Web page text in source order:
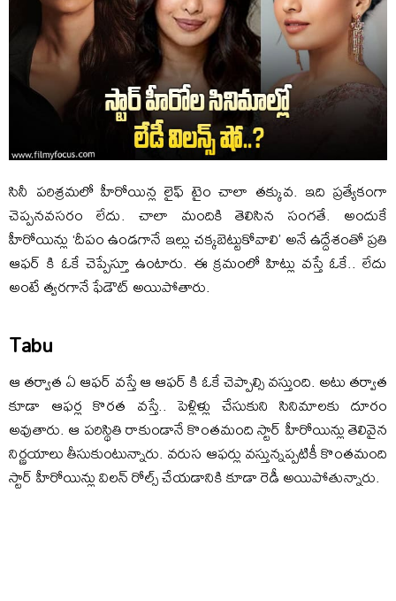
సినీ పరిశ్రమలో హీరోయిన్ల లైఫ్ టైం చాలా తక్కువ. ఇది ప్రత్యేకంగా
చెప్పనవసరం లేదు. చాలా మందికి తెలిసిన సంగతే. అందుకే
హీరోయిన్లు ‘దీపం ఉండగానే ఇల్లు చక్కబెట్టుకోవాలి’ అనే ఉద్దేశంతో ప్రతి
ఆఫర్ కి ఓకే చెప్పేస్తూ ఉంటారు. ఈ క్రమంలో హిట్లు వస్తే ఓకే.. లేదు
అంటే త్వరగానే ఫేడౌట్ అయిపోతారు.
Tabu
ఆ తర్వాత ఏ ఆఫర్ వస్తే ఆ ఆఫర్ కి ఓకే చెప్పాల్సి వస్తుంది. అటు తర్వాత
కూడా ఆఫర్ల కొరత వస్తే.. పెళ్లిళ్లు చేసుకుని సినిమాలకు దూరం
అవుతారు. ఆ పరిస్థితి రాకుండానే కొంతమంది స్టార్ హీరోయిన్లు తెలివైన
నిర్ణయాలు తీసుకుంటున్నారు. వరుస ఆఫర్లు వస్తున్నప్పటికీ కొంతమంది
స్టార్ హీరోయిన్లు విలన్ రోల్స్ చేయడానికి కూడా రెడీ అయిపోతున్నారు.